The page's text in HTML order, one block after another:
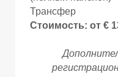
Трансфер
Стоимость: от €